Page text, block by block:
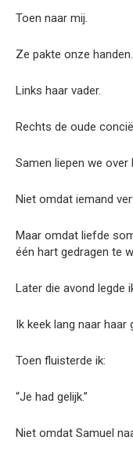
Toen naar mij.
Ze pakte onze handen.
Links haar vader.
Rechts de oude
Samen liepen we over
Niet omdat iemand
Maar omdat liefde
één hart gedragen te
Later die avond legde
Ik keek lang naar haar
Toen fluisterde ik:
“Je had gelijk.”
Niet omdat Samuel